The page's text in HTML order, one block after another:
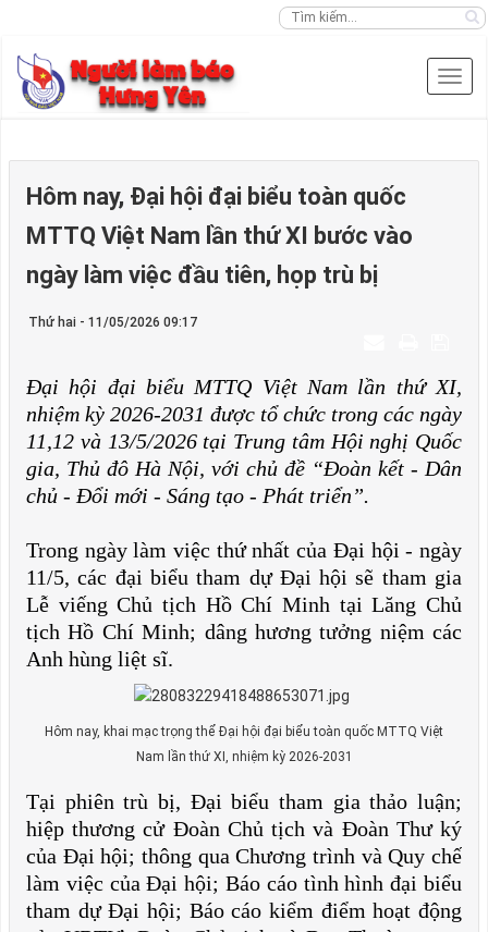
Hôm nay, Đại hội đại biểu toàn quốc
MTTQ Việt Nam lần thứ XI bước vào
ngày làm việc đầu tiên, họp trù bị
Thứ hai - 11/05/2026 09:17
Đại hội đại biểu MTTQ Việt Nam lần thứ XI,
nhiệm kỳ 2026-2031 được tổ chức trong các ngày
11,12 và 13/5/2026 tại Trung tâm Hội nghị Quốc
gia, Thủ đô Hà Nội, với chủ đề “Đoàn kết - Dân
chủ - Đổi mới - Sáng tạo - Phát triển”.
Trong ngày làm việc thứ nhất của Đại hội - ngày
11/5, các đại biểu tham dự Đại hội sẽ tham gia
Lễ viếng Chủ tịch Hồ Chí Minh tại Lăng Chủ
tịch Hồ Chí Minh; dâng hương tưởng niệm các
Anh hùng liệt sĩ.
Hôm nay, khai mạc trọng thể Đại hội đại biểu toàn quốc MTTQ Việt
Nam lần thứ XI, nhiệm kỳ 2026-2031
Tại phiên trù bị, Đại biểu tham gia thảo luận;
hiệp thương cử Đoàn Chủ tịch và Đoàn Thư ký
của Đại hội; thông qua Chương trình và Quy chế
làm việc của Đại hội; Báo cáo tình hình đại biểu
tham dự Đại hội; Báo cáo kiểm điểm hoạt động